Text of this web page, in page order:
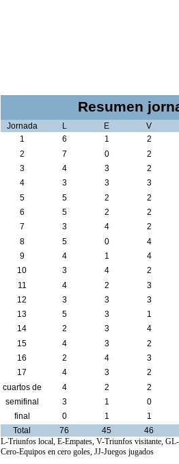
Resumen
Jornada L E V
1
6 1 2
2
7 0 2
3
4 3 2
4
3 3 3
5
5 2 2
6
5 2 2
7
3 4 2
8
5 0 4
9
4 1 4
10
3 4 2
11
4 2 3
12
3 3 3
13
5 3 1
14
2 3 4
15
4 3 2
16
2 4 3
17
4 3 2
cuartos de
final
4 2 2
semifinal
3 1 0
final
0 1 1
Total
76 45 46
L-Triunfos local, E-Empates, V-Triunfos visitante,
Cero-Equipos en cero goles, JJ-Juegos jugados